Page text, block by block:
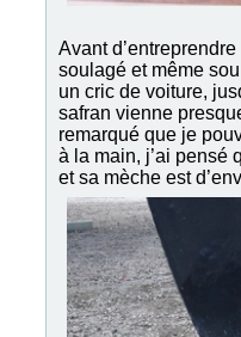
Avant
soulagé et même
un cric de voiture,
safran vienne
remarqué que je
à la main, j’ai pensé
et sa mèche est